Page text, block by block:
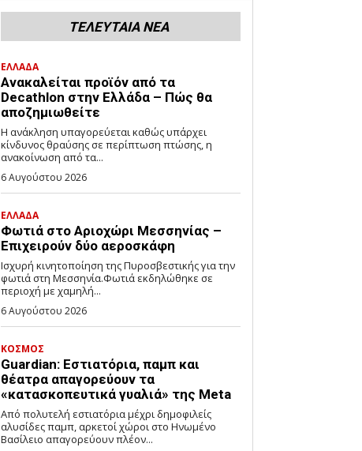
ΤΕΛΕΥΤΑΙΑ ΝΕΑ
ΕΛΛΑΔΑ
Ανακαλείται προϊόν από τα
Decathlon στην Ελλάδα – Πώς θα
αποζημιωθείτε
Η ανάκληση υπαγορεύεται καθώς υπάρχει
κίνδυνος θραύσης σε περίπτωση πτώσης, η
ανακοίνωση από τα...
6 Αυγούστου 2026
ΕΛΛΑΔΑ
Φωτιά στο Αριοχώρι Μεσσηνίας –
Επιχειρούν δύο αεροσκάφη
Ισχυρή κινητοποίηση της Πυροσβεστικής για την
φωτιά στη Μεσσηνία.Φωτιά εκδηλώθηκε σε
περιοχή με χαμηλή...
6 Αυγούστου 2026
ΚΟΣΜΟΣ
Guardian: Εστιατόρια, παμπ και
θέατρα απαγορεύουν τα
«κατασκοπευτικά γυαλιά» της Meta
Από πολυτελή εστιατόρια μέχρι δημοφιλείς
αλυσίδες παμπ, αρκετοί χώροι στο Ηνωμένο
Βασίλειο απαγορεύουν πλέον...